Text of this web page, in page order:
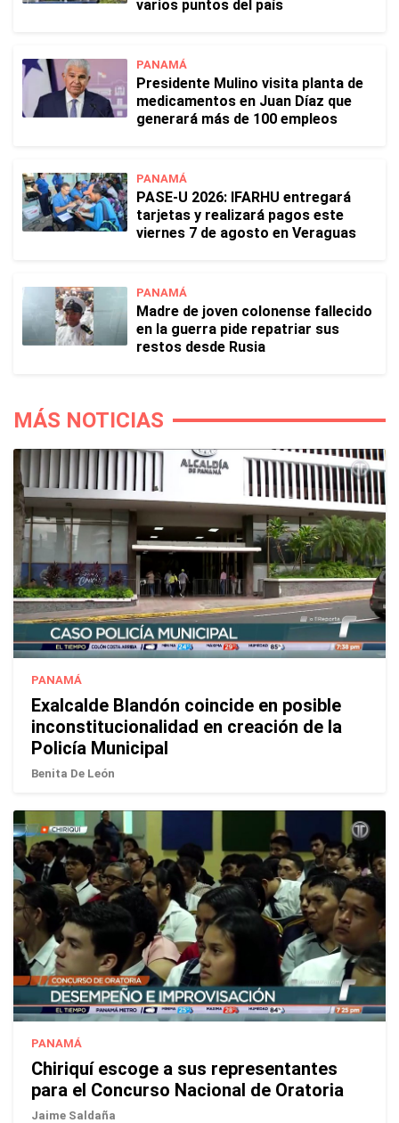
varios puntos del país
PANAMÁ
Presidente Mulino visita planta de
medicamentos en Juan Díaz que
generará más de 100 empleos
PANAMÁ
PASE-U 2026: IFARHU entregará
tarjetas y realizará pagos este
viernes 7 de agosto en Veraguas
PANAMÁ
Madre de joven colonense fallecido
en la guerra pide repatriar sus
restos desde Rusia
MÁS NOTICIAS
PANAMÁ
Exalcalde Blandón coincide en posible
inconstitucionalidad en creación de la
Policía Municipal
Benita De León
PANAMÁ
Chiriquí escoge a sus representantes
para el Concurso Nacional de Oratoria
Jaime Saldaña